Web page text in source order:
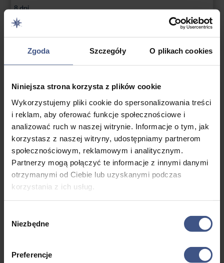
Zgoda Szczegóły O plikach cookies
Niniejsza strona korzysta z plików cookie
Wykorzystujemy pliki cookie do spersonalizowania treści
i reklam, aby oferować funkcje społecznościowe i
analizować ruch w naszej witrynie. Informacje o tym, jak
korzystasz z naszej witryny, udostępniamy partnerom
społecznościowym, reklamowym i analitycznym.
Partnerzy mogą połączyć te informacje z innymi danymi
otrzymanymi od Ciebie lub uzyskanymi podczas
korzystania z ich usług.
zgody
Niezbędne
Preferencje
cena
cena
8 dni
Zagranica